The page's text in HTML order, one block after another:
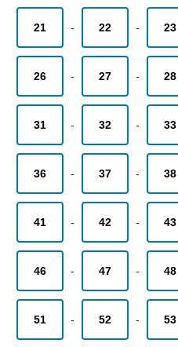
21 - 22 - 23
26 - 27 - 28
31 - 32 - 33
36 - 37 - 38
41 - 42 - 43
46 - 47 - 48
51 - 52 - 53